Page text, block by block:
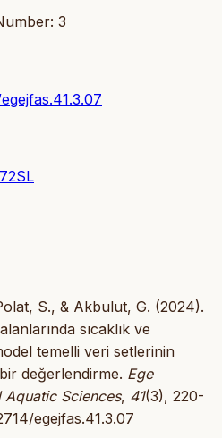
3
S., & Akbulut, G. (2024).
sıcaklık ve
temelli veri setlerinin
değerlendirme. Ege
Sciences, 41(3), 220-
egejfas.41.3.07